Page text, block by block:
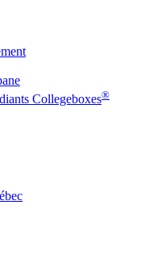
Collegeboxes®